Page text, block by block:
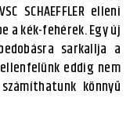
SCHAEFFLER elleni
kék-fehérek. Egy új
sarkallja a
eddig nem
könnyű